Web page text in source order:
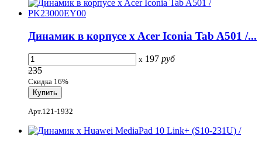
Динамик в корпусе x Acer Iconia Tab A501 /...
x 197 руб
235
Скидка 16%
Арт.121-1932